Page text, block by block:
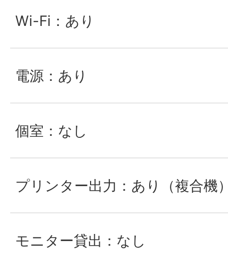
Wi-Fi：あり
電源：あり
個室：なし
プリンター出力：あり（複合機
モニター貸出：なし